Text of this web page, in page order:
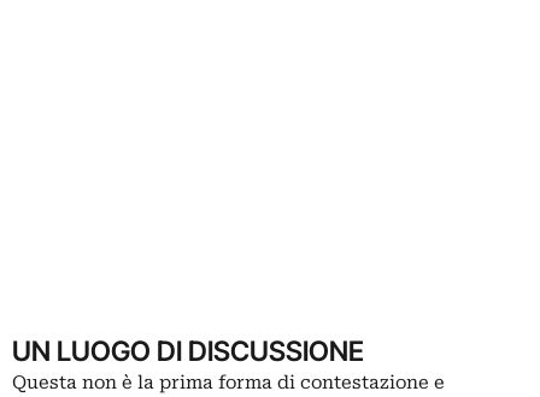
UN LUOGO DI DISCUSSIONE
Questa non è la prima forma di contestazione e